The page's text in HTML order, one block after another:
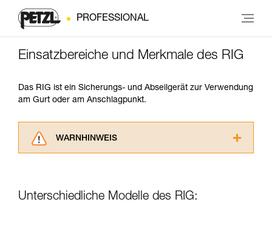
PROFESSIONAL
Einsatzbereiche und Merkmale des RIG
Das RIG ist ein Sicherungs- und Abseilgerät zur Verwendung
am Gurt oder am Anschlagpunkt.
WARNHINWEIS
ziehen. Um diese Zusatzinformationen
Unterschiedliche Modelle des RIG: